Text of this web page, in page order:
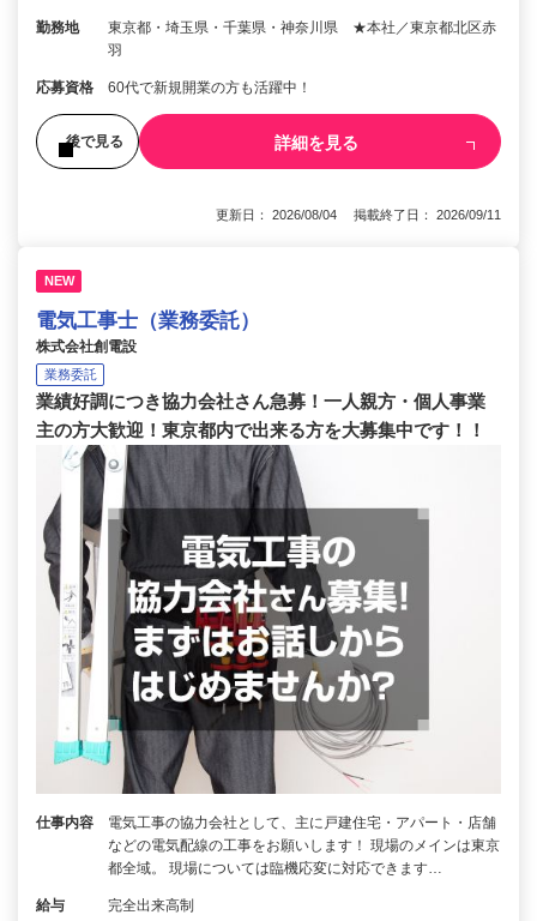
勤務地
東京都・埼玉県・千葉県・神奈川県 ★本社／東京都北区赤
羽
応募資格 60代で新規開業の方も活躍中！
後で見る 詳細を見る
更新日： 2026/08/04 掲載終了日： 2026/09/11
NEW
電気工事士（業務委託）
株式会社創電設
業務委託
業績好調につき協力会社さん急募！一人親方・個人事業
主の方大歓迎！東京都内で出来る方を大募集中です！！
仕事内容
電気工事の協力会社として、主に戸建住宅・アパート・店舗
などの電気配線の工事をお願いします！ 現場のメインは東京
都全域。 現場については臨機応変に対応できます…
給与 完全出来高制